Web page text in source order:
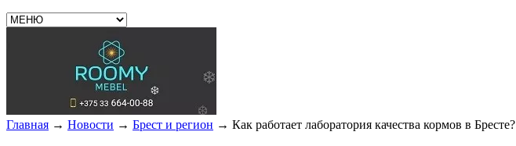
Главная → Новости → Брест и регион → Как работает лаборатория качества кормов в Бресте?